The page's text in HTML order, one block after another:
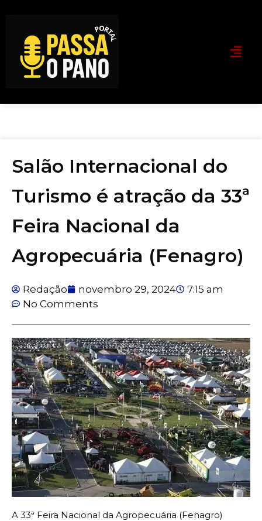
Salão Internacional do
Turismo é atração da 33ª
Feira Nacional da
Agropecuária (Fenagro)
Redação novembro 29, 2024
7:15 am
No Comments
A 33ª Feira Nacional da Agropecuária (Fenagro)